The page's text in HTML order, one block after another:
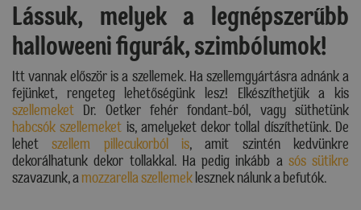
Lássuk, melyek a legnépszerűbb
halloweeni figurák, szimbólumok!
Itt vannak először is a szellemek. Ha szellemgyártásra adnánk a
fejünket, rengeteg lehetőségünk lesz! Elkészíthetjük a kis
szellemeket Dr. Oetker fehér fondant-ból, vagy süthetünk
habcsók szellemeket is, amelyeket dekor tollal díszíthetünk. De
lehetszellem pillecukorból is, amit szintén kedvünkre
dekorálhatunk dekor tollakkal. Ha pedig inkább a sós sütikre
szavazunk, amozzarella szellemek lesznek nálunk a befutók.